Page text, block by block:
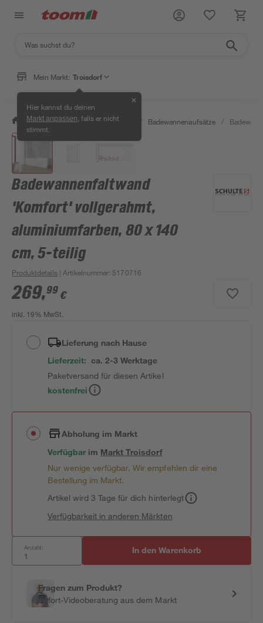
Mein Markt: Troisdorf
Hier kannst du deinen
Markt anpassen , falls er nicht
stimmt.
✕
/ Bad & Sanitär / Badewannen / Badewannenaufsätze /
Badewannenfaltwand
'Komfort' vollgerahmt,
aluminiumfarben, 80 x 140
cm, 5-teilig
Produktdetails | Artikelnummer: 5170716
269,99 €
inkl. 19% MwSt.
Lieferung nach Hause
Lieferzeit: ca. 2-3 Werktage
Paketversand für diesen Artikel
kostenfrei
Abholung im Markt
Verfügbar im MarktTroisdorf
Nur wenige verfügbar. Wir empfehlen dir eine
Bestellung im Markt.
Artikel wird 3 Tage für dich hinterlegt
Verfügbarkeit in anderen Märkten
Anzahl: In den Warenkorb
Fragen zum Produkt?
Sofort-Videoberatung aus dem Markt